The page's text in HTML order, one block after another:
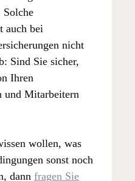
auch bei
nicht
Sind Sie sicher,
Ihren
und Mitarbeitern
wollen, was
sonst noch
dann fragen Sie